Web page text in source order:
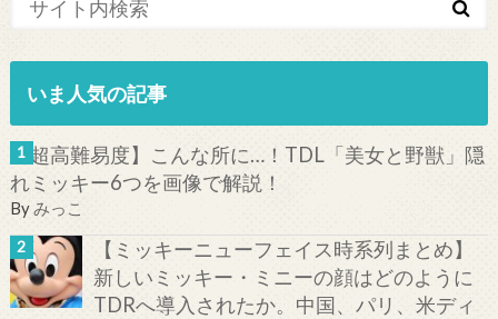
いま人気の記事
【超高難易度】こんな所に…！TDL「美女と野獣」隠
れミッキー6つを画像で解説！
Byみっこ
【ミッキーニューフェイス時系列まとめ】
新しいミッキー・ミニーの顔はどのように
TDRへ導入されたか。中国、パリ、米ディ